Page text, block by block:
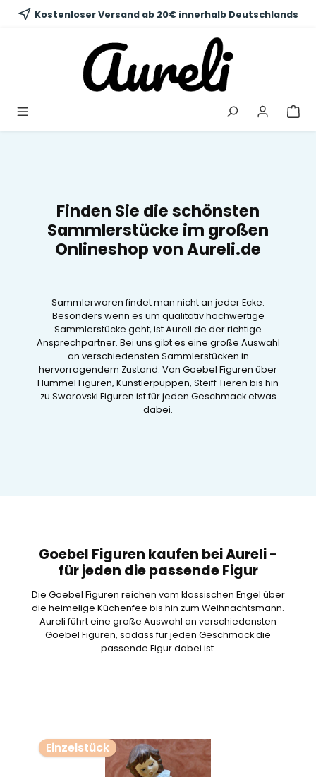
springen
Kostenloser Versand ab 20€ innerhalb Deutschlands
Finden Sie die schönsten
Sammlerstücke im großen
Onlineshop von Aureli.de
Sammlerwaren findet man nicht an jeder Ecke.
Besonders wenn es um qualitativ hochwertige
Sammlerstücke geht, ist Aureli.de der richtige
Ansprechpartner. Bei uns gibt es eine große Auswahl
an verschiedensten Sammlerstücken in
hervorragendem Zustand. Von Goebel Figuren über
Hummel Figuren, Künstlerpuppen, Steiff Tieren bis hin
zu Swarovski Figuren ist für jeden Geschmack etwas
dabei.
Goebel Figuren kaufen bei Aureli -
für jeden die passende Figur
Die Goebel Figuren reichen vom klassischen Engel über
die heimelige Küchenfee bis hin zum Weihnachtsmann.
Aureli führt eine große Auswahl an verschiedensten
Goebel Figuren, sodass für jeden Geschmack die
passende Figur dabei ist.
Einzelstück